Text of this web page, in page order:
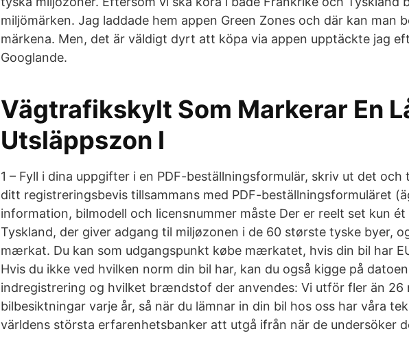
miljömärken. Jag laddade hem appen Green Zones och där kan man
märkena. Men, det är väldigt dyrt att köpa via appen upptäckte jag
Googlande.
Vägtrafikskylt Som Markerar En
Utsläppszon I
1 – Fyll i dina uppgifter i en PDF-beställningsformulär, skriv ut det och
ditt registreringsbevis tillsammans med PDF-beställningsformuläret
information, bilmodell och licensnummer måste Der er reelt set kun
Tyskland, der giver adgang til miljøzonen i de 60 største tyske byer,
mærkat. Du kan som udgangspunkt købe mærkatet, hvis din bil har
Hvis du ikke ved hvilken norm din bil har, kan du også kigge på
indregistrering og hvilket brændstof der anvendes: Vi utför fler än 26
bilbesiktningar varje år, så när du lämnar in din bil hos oss har våra
världens största erfarenhetsbanker att utgå ifrån när de undersöker